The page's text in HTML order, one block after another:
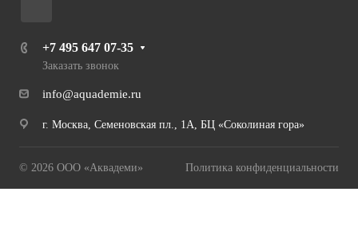
+7 495 647 07-35
Заказать звонок
info@aquademie.ru
г. Москва, Семеновская пл., 1А, БЦ «Соколиная гора»
© 2026 ООО «Аквадеми» Политика конфиденциальности